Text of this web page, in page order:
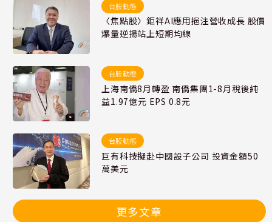
台股動態
〈焦點股〉鉅祥AI應用挹注營收成長 股價
爆量逆揚站上短期均線
台股動態
上海南僑8月轉盈 南僑集團1-8月稅後純
益1.97億元 EPS 0.8元
台股動態
巨有科技擬赴中國設子公司 投資金額50
萬美元
更多文章